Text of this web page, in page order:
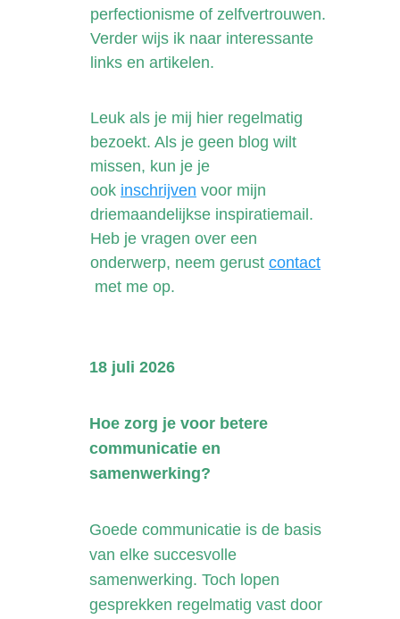
perfectionisme of zelfvertrouwen.
Verder wijs ik naar interessante
links en artikelen.
Leuk als je mij hier regelmatig
bezoekt. Als je geen blog wilt
missen, kun je je
ook inschrijven voor mijn
driemaandelijkse inspiratiemail.
Heb je vragen over een
onderwerp, neem gerust contact
met me op.
18 juli 2026
Hoe zorg je voor betere
communicatie en
samenwerking?
Goede communicatie is de basis
van elke succesvolle
samenwerking. Toch lopen
gesprekken regelmatig vast door